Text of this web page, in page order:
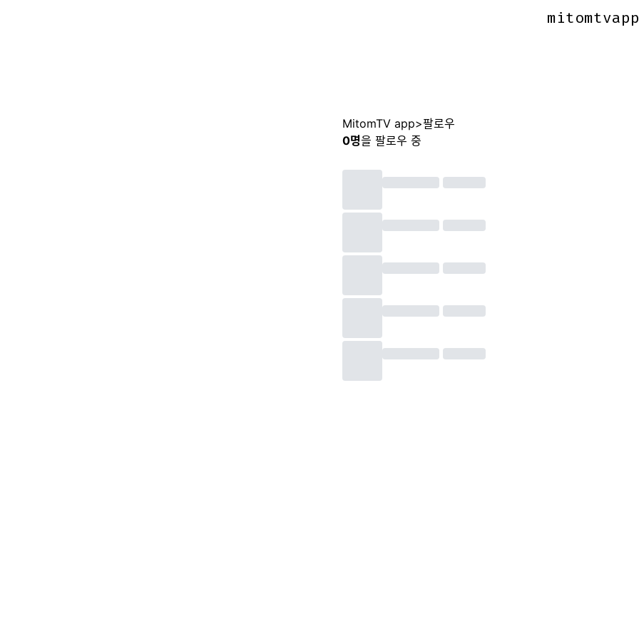
MitomTV app>팔로우
0명을 팔로우 중